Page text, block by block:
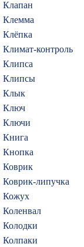
Клапан
Клемма
Клёпка
Климат-контроль
Клипса
Клипсы
Клык
Ключ
Ключи
Книга
Кнопка
Коврик
Коврик-липучка
Кожух
Коленвал
Колодки
Колпаки